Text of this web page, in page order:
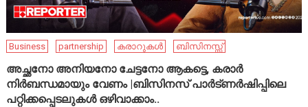
Business partnership കരാറുകൾ ബിസിനസ്സ്
അച്ഛനോ അനിയനോ ചേട്ടനോ ആകട്ടെ, കരാർ
നിർബന്ധമായും വേണം |ബിസിനസ് പാർട്ണർഷിപ്പിലെ
പറ്റിക്കപ്പെടലുകൾ ഒഴിവാക്കാം..